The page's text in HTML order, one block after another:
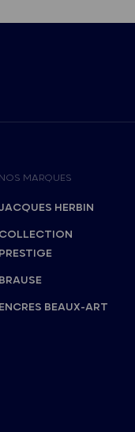
NOS MARQUES
HERBIN
COLLECTION
PRESTIGE
BRAUSE
ENCRES BEAUX-ART